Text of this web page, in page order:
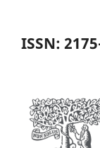
ISSN: